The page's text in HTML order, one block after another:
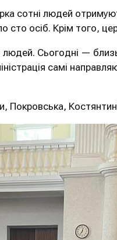
сотні людей
сто осіб. Крім того,
людей. Сьогодні —
самі